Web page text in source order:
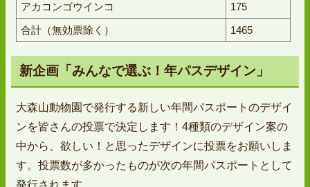
アカコンゴウインコ
175
合計（無効票除く）
1465
新企画「みんなで選ぶ！年パスデザイン」
大森山動物園で発行する新しい年間パスポートのデザイ
ンを皆さんの投票で決定します！4種類のデザイン案の
中から、欲しい！と思ったデザインに投票をお願いしま
す。投票数が多かったものが次の年間パスポートとして
発行されます。